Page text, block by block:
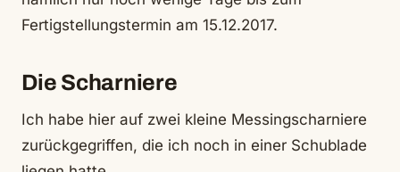
Fertigstellungstermin am 15.12.2017.
Die Scharniere
Ich habe hier auf zwei kleine Messingscharniere
zurückgegriffen, die ich noch in einer Schublade